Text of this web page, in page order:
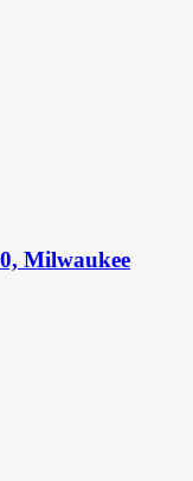
Milwaukee